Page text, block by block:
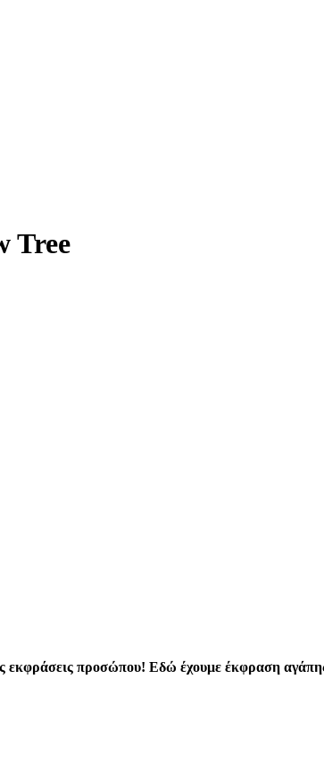
Tree
εκφράσεις προσώπου! Εδώ έχουμε έκφραση